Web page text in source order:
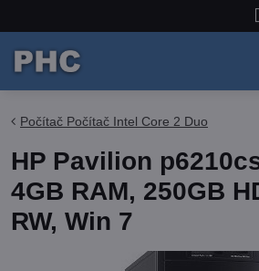
Počítač Počítač Intel Core 2 Duo
HP Pavilion
4GB RAM, 250GB
RW, Win 7